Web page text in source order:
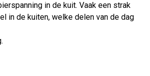
in de kuit. Vaak een strak
in de kuiten, welke delen van de dag